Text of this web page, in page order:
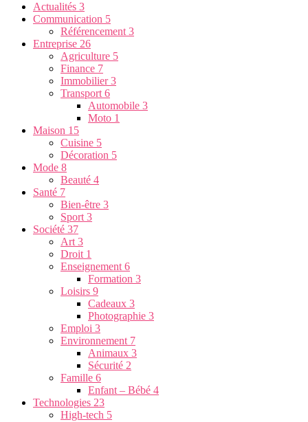
Actualités 3
Communication 5
Référencement 3
Entreprise 26
Agriculture 5
Finance 7
Immobilier3
Transport 6
Automobile 3
Moto 1
Maison 15
Cuisine 5
Décoration 5
Mode 8
Beauté 4
Santé 7
Bien-être 3
Sport 3
Société 37
Art 3
Droit 1
Enseignement 6
Formation 3
Loisirs 9
Cadeaux 3
Photographie 3
Emploi 3
Environnement 7
Animaux 3
Sécurité 2
Famille 6
Enfant – Bébé 4
Technologies 23
High-tech 5